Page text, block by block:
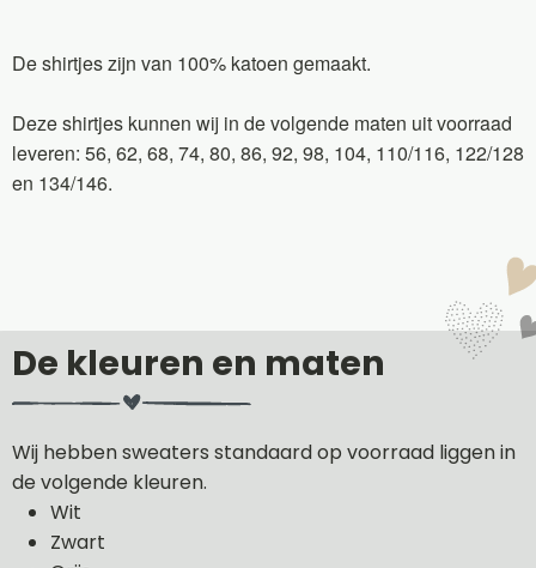
De shirtjes zijn van 100% katoen gemaakt.
Deze shirtjes kunnen wij in de volgende maten uit voorraad
leveren: 56, 62, 68, 74, 80, 86, 92, 98, 104, 110/116, 122/128
en 134/146.
De kleuren en maten
Wij hebben sweaters standaard op voorraad liggen in
de volgende kleuren.
Wit
Zwart